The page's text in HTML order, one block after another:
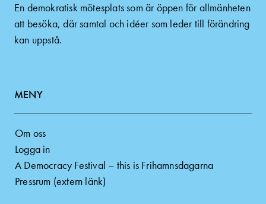
En demokratisk mötesplats som är öppen för allmänheten
att besöka, där samtal och idéer som leder till förändring
kan uppstå.
MENY
Om oss
Logga in
A Democracy Festival – this is Frihamnsdagarna
Pressrum (extern länk)